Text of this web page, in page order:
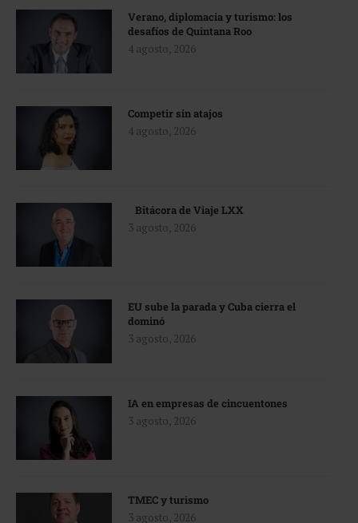
Verano, diplomacia y turismo: los
desafíos de Quintana Roo
4 agosto, 2026
Competir sin atajos
4 agosto, 2026
Bitácora de Viaje LXX
3 agosto, 2026
EU sube la parada y Cuba cierra el
dominó
3 agosto, 2026
IA en empresas de cincuentones
3 agosto, 2026
TMEC y turismo
3 agosto, 2026